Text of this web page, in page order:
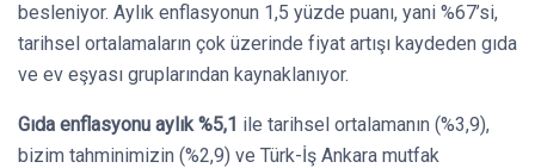
besleniyor. Aylık enflasyonun 1,5 yüzde puanı, yani %67’si,
tarihsel ortalamaların çok üzerinde fiyat artışı kaydeden gıda
ve ev eşyası gruplarından kaynaklanıyor.
Gıda enflasyonu aylık %5,1 ile tarihsel ortalamanın (%3,9),
bizim tahminimizin (%2,9) ve Türk-İş Ankara mutfak